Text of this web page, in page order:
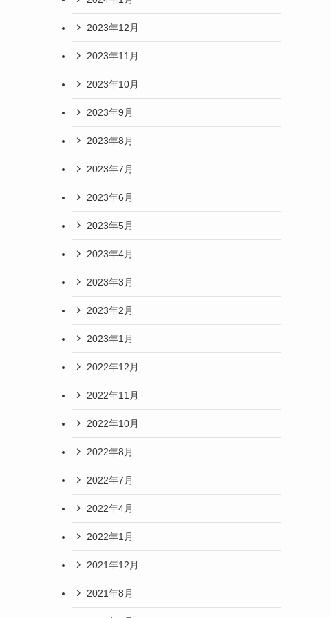
2023年12月
2023年11月
2023年10月
2023年9月
2023年8月
2023年7月
2023年6月
2023年5月
2023年4月
2023年3月
2023年2月
2023年1月
2022年12月
2022年11月
2022年10月
2022年8月
2022年7月
2022年4月
2022年1月
2021年12月
2021年8月